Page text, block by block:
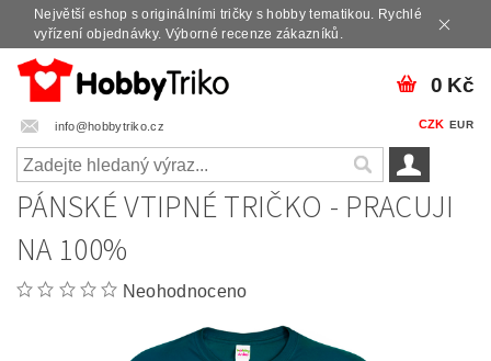
Největší eshop s originálními tričky s hobby tematikou. Rychlé
vyřízení objednávky. Výborné recenze zákazníků.
info@hobbytriko.cz CZK EUR
0 Kč
PÁNSKÉ VTIPNÉ TRIČKO - PRACUJI
NA 100%
Neohodnoceno